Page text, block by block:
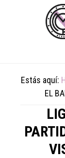
Estás aquí:
EL